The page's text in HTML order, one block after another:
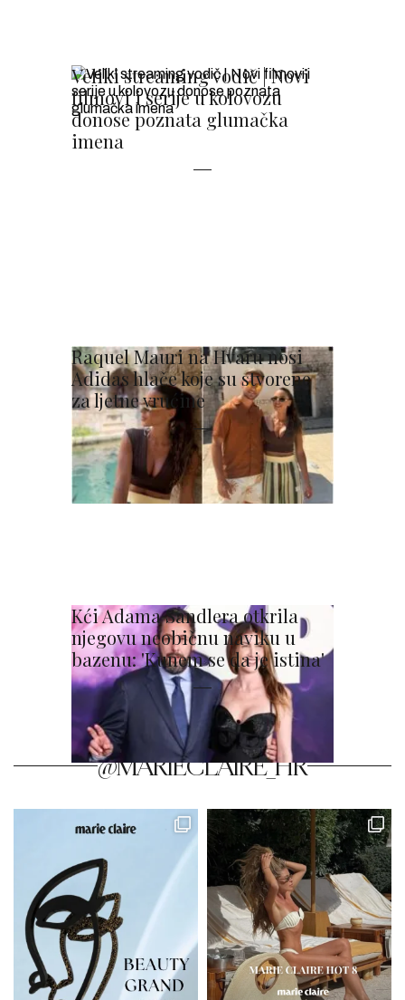
Veliki streaming vodič | Novi
filmovi i serije u kolovozu
donose poznata glumačka
imena
Raquel Mauri na Hvaru nosi
Adidas hlače koje su stvorene
za ljetne vrućine
Kći Adama Sandlera otkrila
njegovu neobičnu naviku u
bazenu: 'Kunem se da je istina'
@MARIECLAIRE_HR